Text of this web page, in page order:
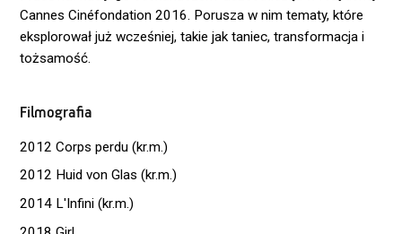
Cannes Cinéfondation 2016. Porusza w nim tematy, które
eksplorował już wcześniej, takie jak taniec, transformacja i
tożsamość.
Filmografia
2012 Corps perdu (kr.m.)
2012 Huid von Glas (kr.m.)
2014 L'Infini (kr.m.)